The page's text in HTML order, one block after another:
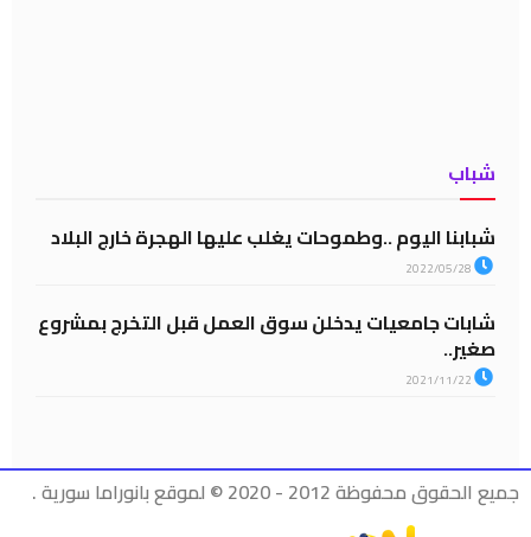
شباب
شبابنا اليوم ..وطموحات يغلب عليها الهجرة خارج البلاد
شابات جامعيات يدخلن سوق العمل قبل التخرج بمشروع
صغير..
جميع الحقوق محفوظة 2012 - 2020 © لموقع بانوراما سورية .